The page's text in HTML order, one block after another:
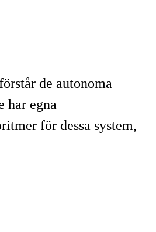
de autonoma
har egna
för dessa system,